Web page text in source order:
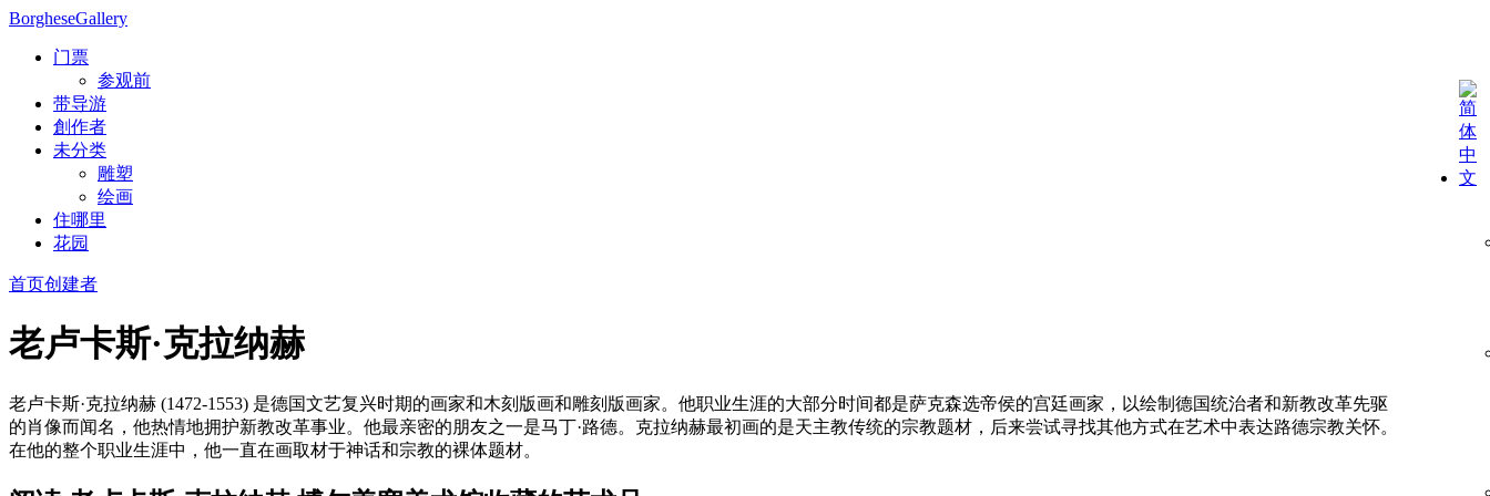
BorgheseGallery
门票
参观前
带导游
創作者
未分类
雕塑
绘画
住哪里
花园
首页创建者
老卢卡斯·克拉纳赫
老卢卡斯·克拉纳赫 (1472-1553) 是德国文艺复兴时期的画家和木刻版画和雕刻版画家。他职业生涯的大部分时间都是萨克森选帝侯的宫廷画家，以绘制德国统治者和新教改革先驱
的肖像而闻名，他热情地拥护新教改革事业。他最亲密的朋友之一是马丁·路德。克拉纳赫最初画的是天主教传统的宗教题材，后来尝试寻找其他方式在艺术中表达路德宗教关怀。
在他的整个职业生涯中，他一直在画取材于神话和宗教的裸体题材。